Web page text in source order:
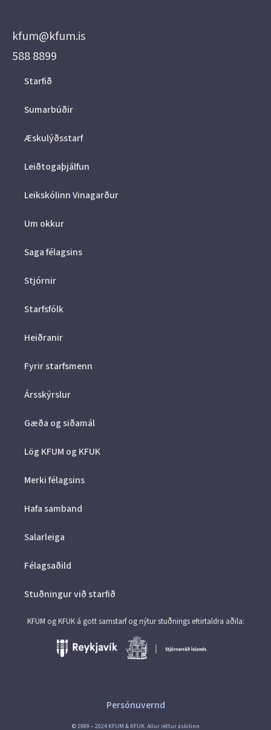
kfum@kfum.is
588 8899
Starfið
Sumarbúðir
Æskulýðsstarf
Leiðtogaþjálfun
Leikskólinn Vinagarður
Um okkur
Saga félagsins
Stjórnir
Starfsfólk
Heiðranir
Fyrir starfsmenn
Ársskýrslur
Gæða og siðamál
Lög KFUM og KFUK
Merki félagsins
Hafa samband
Salarleiga
Félagsaðild
Stuðningur við starfið
KFUM og KFUK á gott samstarf og nýtur stuðnings eftirtaldra aðila:
Persónuvernd
© 1989 – 2024 KFUM & KFUK. Allur réttur áskilinn